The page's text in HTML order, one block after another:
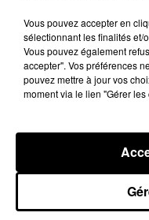
Quoiqu'il en soit,
visites
forêt national de
Valley et est donc
Vous pouvez accepter en
sélectionnant les finalités et/
Vous pouvez également
accepter". Vos préférences
pouvez mettre à jour vos
moment via le lien "Gérer